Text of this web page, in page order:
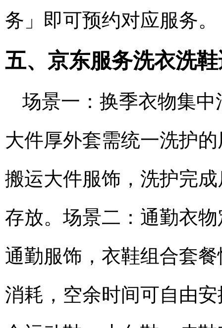
务」即可预约对应服务。
五、京东服务洗衣洗
场景一：换季衣物集
大件厚外套需统一洗护
搬运大件服饰，洗护完
存放。场景二：通勤衣
通勤服饰，衣鞋组合套
消耗，空余时间可自由